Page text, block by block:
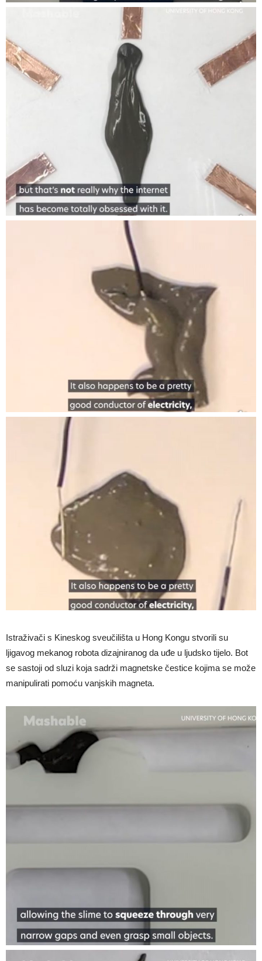
Istraživači s Kineskog sveučilišta u Hong Kongu stvorili su
ljigavog mekanog robota dizajniranog da uđe u ljudsko tijelo. Bot
se sastoji od sluzi koja sadrži magnetske čestice kojima se može
manipulirati pomoću vanjskih magneta.